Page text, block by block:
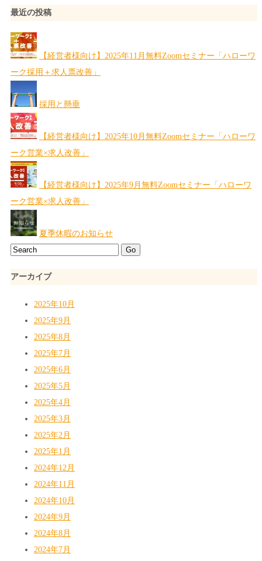
最近の投稿
【経営者様向け】2025年11月無料Zoomセミナー「ハローワ
ーク採用＋求人票改善」
採用と懸垂
【経営者様向け】2025年10月無料Zoomセミナー「ハローワ
ーク営業×求人改善」
【経営者様向け】2025年9月無料Zoomセミナー「ハローワ
ーク営業×求人改善」
夏季休暇のお知らせ
アーカイブ
2025年10月
2025年9月
2025年8月
2025年7月
2025年6月
2025年5月
2025年4月
2025年3月
2025年2月
2025年1月
2024年12月
2024年11月
2024年10月
2024年9月
2024年8月
2024年7月